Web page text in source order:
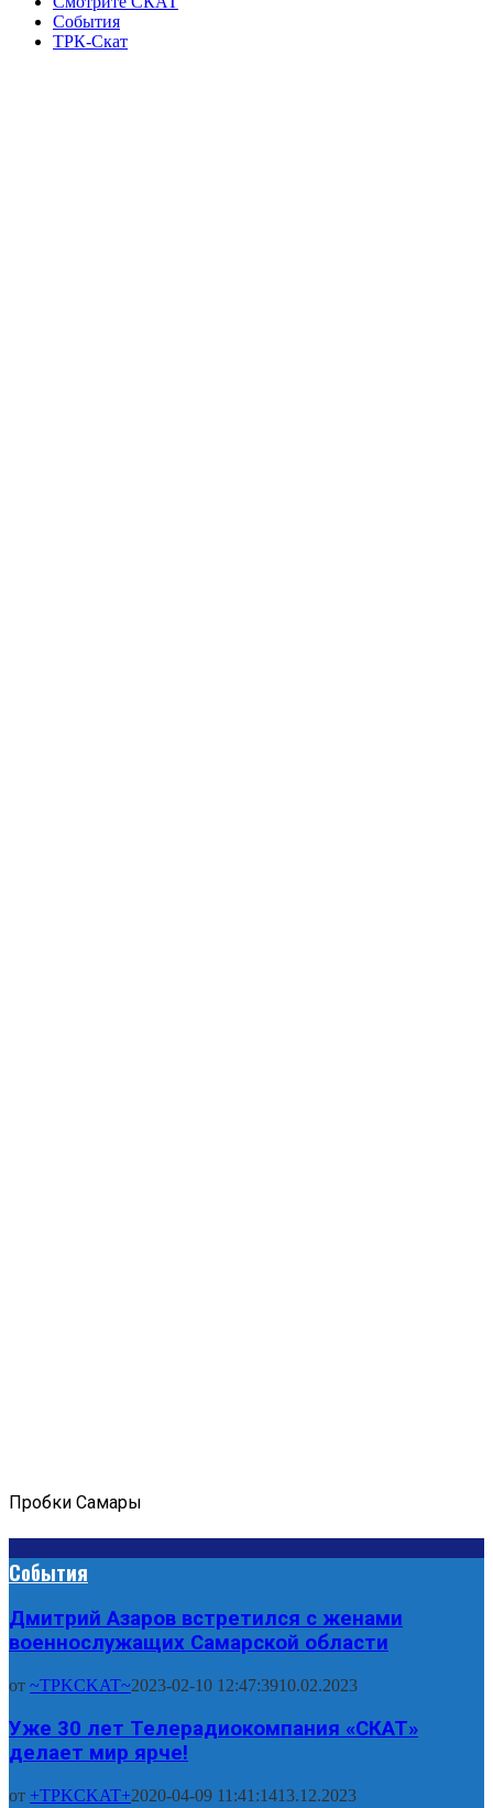
События
ТРК-Скат
Пробки Самары
События
Дмитрий Азаров встретился с женами
военнослужащих Самарской области
от ~TPKCKAT~2023-02-10 12:47:3910.02.2023
Уже 30 лет Телерадиокомпания «СКАТ»
делает мир ярче!
от +TPKCKAT+2020-04-09 11:41:1413.12.2023